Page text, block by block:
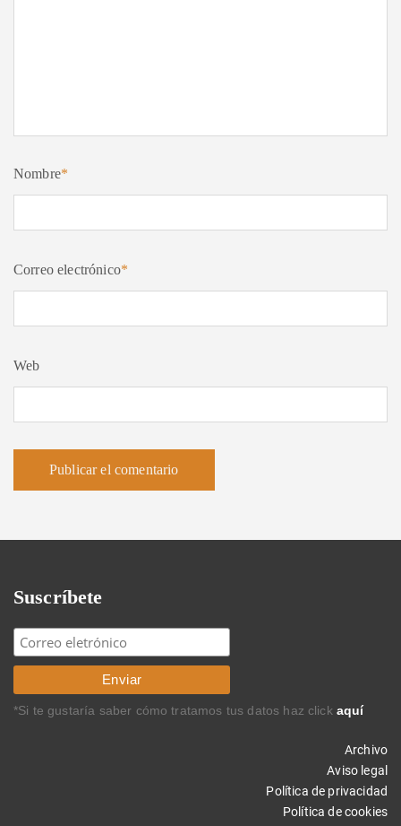
Nombre*
Correo electrónico*
Web
Suscríbete
*Si te gustaría saber cómo tratamos tus datos haz click aquí
Archivo
Aviso legal
Política de privacidad
Política de cookies